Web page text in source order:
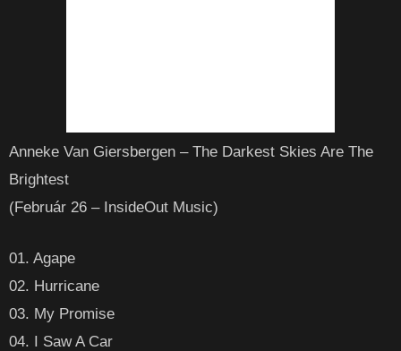
Anneke Van Giersbergen – The Darkest Skies Are The
Brightest
(Február 26 – InsideOut Music)
01. Agape
02. Hurricane
03. My Promise
04. I Saw A Car